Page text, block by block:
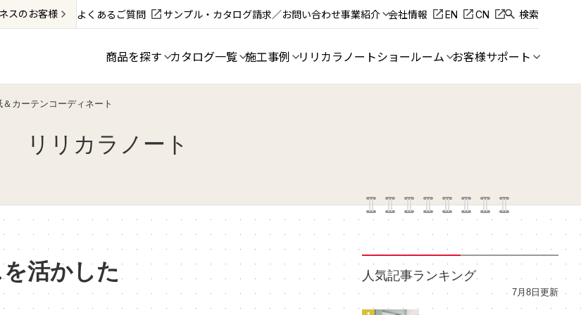
スのお客様 よくあるご質問 サンプル・カタログ請求／お問い合わせ事業紹介 会社情報 EN CN 検索
商品を探す カタログ一覧 施工事例 リリカラノートショールーム お客様サポート
カーテンコーディネート
リリカラノート
活かした
人気記事ランキング
7月8日更新